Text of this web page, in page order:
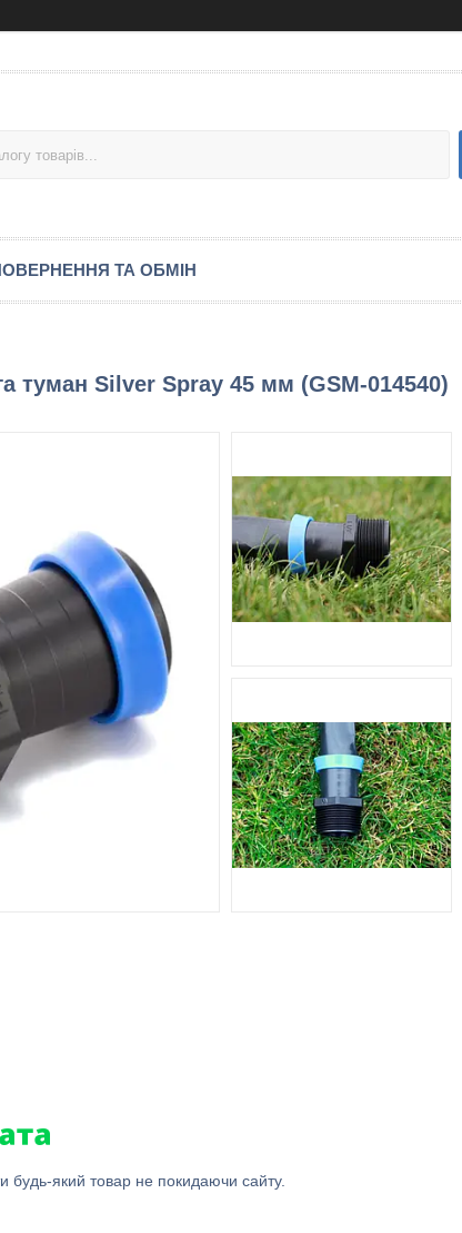
ТА ОБМІН
туман Silver Spray 45 мм (GSM-014540)
будь-який товар не покидаючи сайту.